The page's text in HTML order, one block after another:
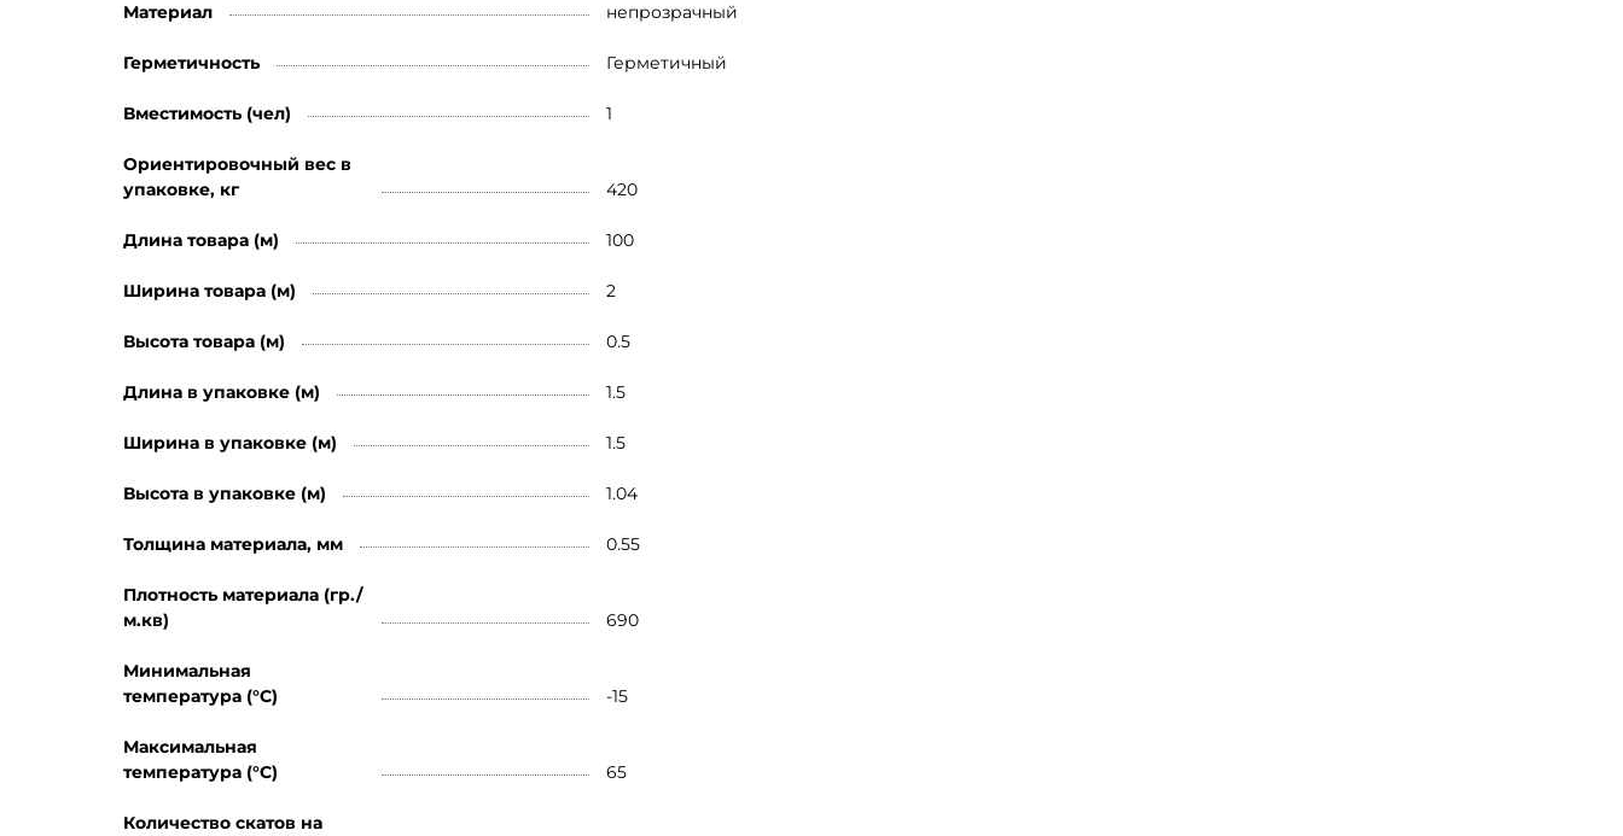
Материал
непрозрачный
Герметичность Герметичный
Вместимость (чел) 1
Ориентировочный вес в
упаковке, кг
420
Длина товара (м) 100
Ширина товара (м) 2
Высота товара (м) 0.5
Длина в упаковке (м) 1.5
Ширина в упаковке (м) 1.5
Высота в упаковке (м) 1.04
Толщина материала, мм 0.55
Плотность материала (гр./
м.кв)
690
Минимальная
температура (°C)
-15
Максимальная
температура (°C)
65
Количество скатов на